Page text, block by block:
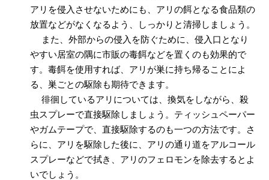
アリを侵入させないためにも、アリの餌となる食品類の
放置などがなくなるよう、しっかりと清掃しましょう。
また、外部からの侵入を防ぐために、侵入口となり
やすい居室の隅に市販の毒餌などを置くのも効果的で
す。毒餌を使用すれば、アリが巣に持ち帰ることによ
る、巣ごとの駆除も期待できます。
徘徊しているアリについては、換気をしながら、殺
虫スプレーで直接駆除しましょう。ティッシュペーパー
やガムテープで、直接駆除するのも一つの方法です。さ
らに、アリを駆除した後に、アリの通り道をアルコール
スプレーなどで拭き、アリのフェロモンを除去するとよ
いでしょう。